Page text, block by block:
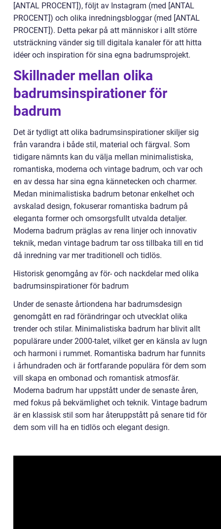
[ANTAL PROCENT]), följt av Instagram (med [ANTAL
PROCENT]) och olika inredningsbloggar (med [ANTAL
PROCENT]). Detta pekar på att människor i allt större
utsträckning vänder sig till digitala kanaler för att hitta
idéer och inspiration för sina egna badrumsprojekt.
Skillnader mellan olika
badrumsinspirationer för
badrum
Det är tydligt att olika badrumsinspirationer skiljer sig
från varandra i både stil, material och färgval. Som
tidigare nämnts kan du välja mellan minimalistiska,
romantiska, moderna och vintage badrum, och var och
en av dessa har sina egna kännetecken och charmer.
Medan minimalistiska badrum betonar enkelhet och
avskalad design, fokuserar romantiska badrum på
eleganta former och omsorgsfullt utvalda detaljer.
Moderna badrum präglas av rena linjer och innovativ
teknik, medan vintage badrum tar oss tillbaka till en tid
då inredning var mer traditionell och tidlös.
Historisk genomgång av för- och nackdelar med olika
badrumsinspirationer för badrum
Under de senaste årtiondena har badrumsdesign
genomgått en rad förändringar och utvecklat olika
trender och stilar. Minimalistiska badrum har blivit allt
populärare under 2000-talet, vilket ger en känsla av lugn
och harmoni i rummet. Romantiska badrum har funnits
i århundraden och är fortfarande populära för dem som
vill skapa en ombonad och romantisk atmosfär.
Moderna badrum har uppstått under de senaste åren,
med fokus på bekvämlighet och teknik. Vintage badrum
är en klassisk stil som har återuppstått på senare tid för
dem som vill ha en tidlös och elegant design.